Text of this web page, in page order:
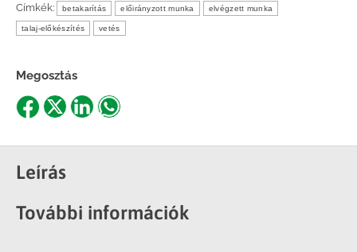
Címkék: betakarítás előirányzott munka elvégzett munka
talaj-előkészítés vetés
Megosztás
Share
Facebook
Share
X
ShareShare
Leírás
További információk